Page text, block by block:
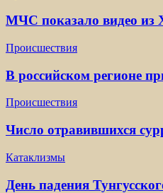
МЧС показало видео из
Происшествия
В российском регионе
Происшествия
Число отравившихся
Катаклизмы
День падения